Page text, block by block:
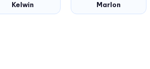
Kelwin Marlon